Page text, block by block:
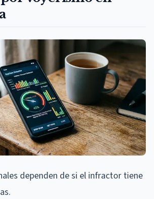
dependen de si el infractor tiene